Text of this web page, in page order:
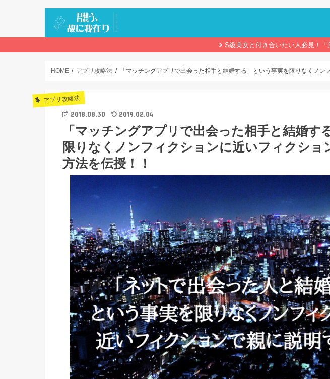
S級美女と付き合いたい人必見！「
HOME アプリ攻略法 「マッチングアプリで出会った相手と結婚する」という事実を限りなくノ
アプリ攻略法
2018.08.30 2019.02.04
「マッチングアプリで出会った相手と結婚す
限りなくノンフィクションに近いフィクショ
方法を伝授！！